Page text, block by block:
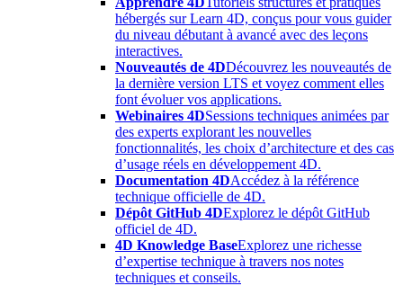
hébergés sur Learn 4D, conçus pour vous guider
du niveau débutant à avancé avec des leçons
interactives.
Nouveautés de 4DDécouvrez les nouveautés de
la dernière version LTS et voyez comment elles
font évoluer vos applications.
Webinaires 4DSessions techniques animées par
des experts explorant les nouvelles
fonctionnalités, les choix d’architecture et des cas
d’usage réels en développement 4D.
Documentation 4DAccédez à la référence
technique officielle de 4D.
Dépôt GitHub 4DExplorez le dépôt GitHub
officiel de 4D.
4D Knowledge BaseExplorez une richesse
d’expertise technique à travers nos notes
techniques et conseils.